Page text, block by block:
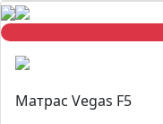
Матрас Vegas F5